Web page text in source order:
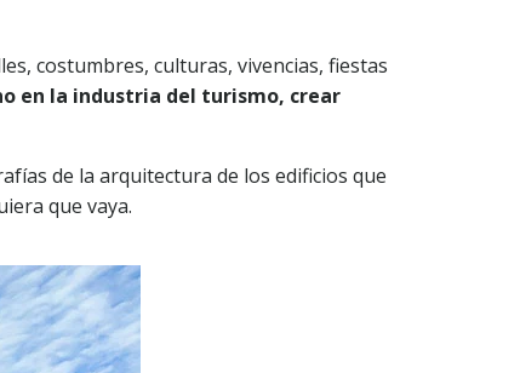
costumbres, culturas, vivencias, fiestas
en la industria del turismo, crear
de la arquitectura de los edificios que
que vaya.